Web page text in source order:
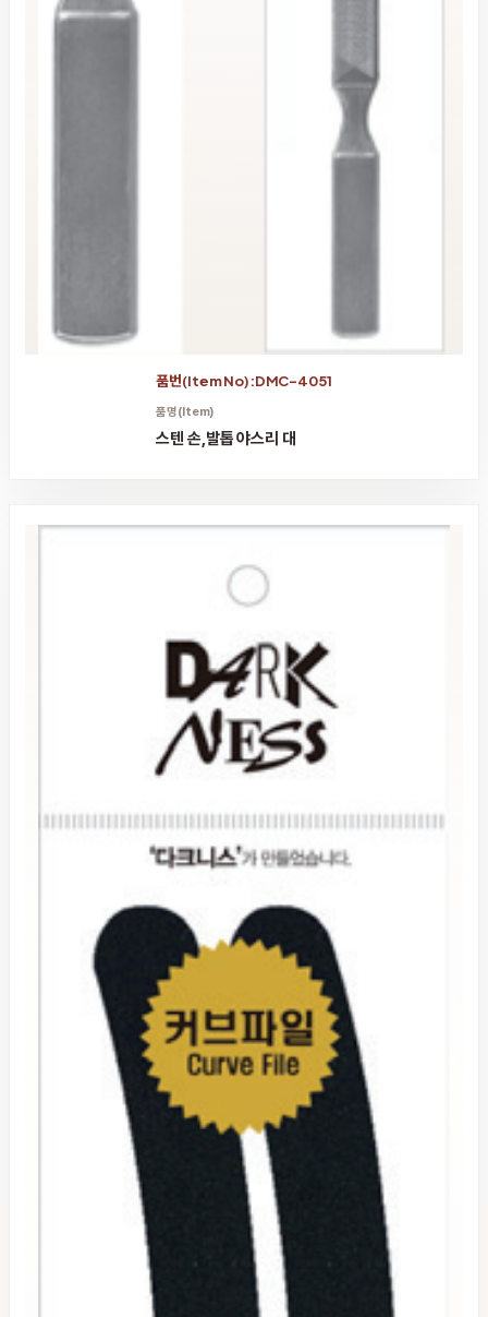
품번(Item No):DMC-4051
품명(Item)
스텐 손,발톱 야스리 대